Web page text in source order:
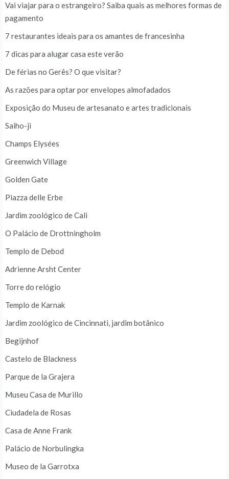
Vai viajar para o estrangeiro? Saiba quais as melhores formas de
pagamento
7 restaurantes ideais para os amantes de francesinha
7 dicas para alugar casa este verão
De férias no Gerês? O que visitar?
As razões para optar por envelopes almofadados
Exposição do Museu de artesanato e artes tradicionais
Saiho-ji
Champs Elysées
Greenwich Village
Golden Gate
Piazza delle Erbe
Jardim zoológico de Cali
O Palácio de Drottningholm
Templo de Debod
Adrienne Arsht Center
Torre do relógio
Templo de Karnak
Jardim zoológico de Cincinnati, jardim botânico
Begijnhof
Castelo de Blackness
Parque de la Grajera
Museu Casa de Murillo
Ciudadela de Rosas
Casa de Anne Frank
Palácio de Norbulingka
Museo de la Garrotxa